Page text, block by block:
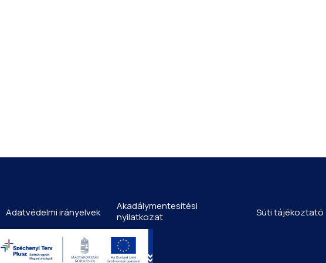
Adatvédelmi irányelvek
Akadálymentesítési
nyilatkozat
Süti tájékoztató